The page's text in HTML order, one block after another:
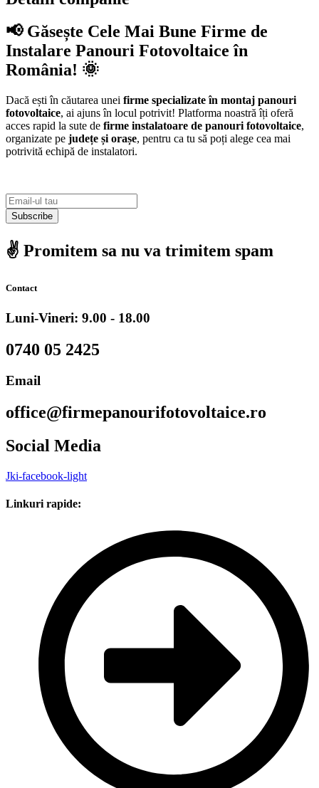
📢 Găsește Cele Mai Bune Firme de
Instalare Panouri Fotovoltaice în
România! 🌞
Dacă ești în căutarea unei firme specializate în montaj panouri
fotovoltaice, ai ajuns în locul potrivit! Platforma noastră îți oferă
acces rapid la sute de firme instalatoare de panouri fotovoltaice,
organizate pe județe și orașe, pentru ca tu să poți alege cea mai
potrivită echipă de instalatori.
Subscribe
✌️ Promitem sa nu va trimitem spam
Contact
Luni-Vineri: 9.00 - 18.00
0740 05 2425
Email
office@firmepanourifotovoltaice.ro
Social Media
Jki-facebook-light
Linkuri rapide: